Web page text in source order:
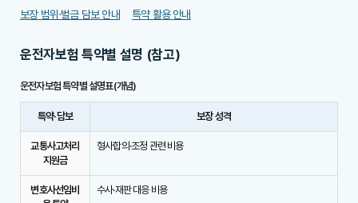
보장 범위·벌금 담보 안내 특약 활용 안내
운전자보험 특약별 설명 (참고)
운전자보험 특약별 설명표(개념)
특약·담보 보장 성격
교통사고처리
지원금
형사합의·조정 관련 비용
변호사선임비
수사·재판 대응 비용